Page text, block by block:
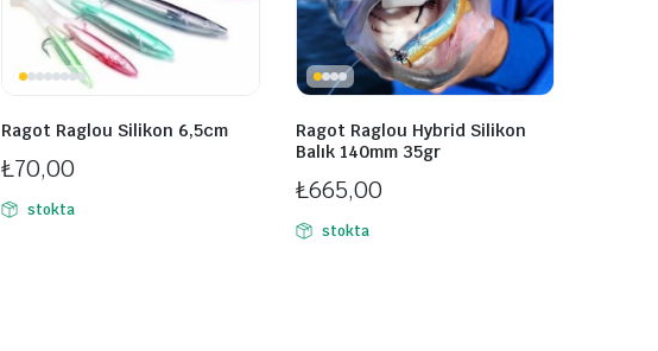
Ragot Raglou Silikon 6,5cm
₺70,00
stokta
Ragot Raglou Hybrid Silikon
Balık 140mm 35gr
₺665,00
stokta